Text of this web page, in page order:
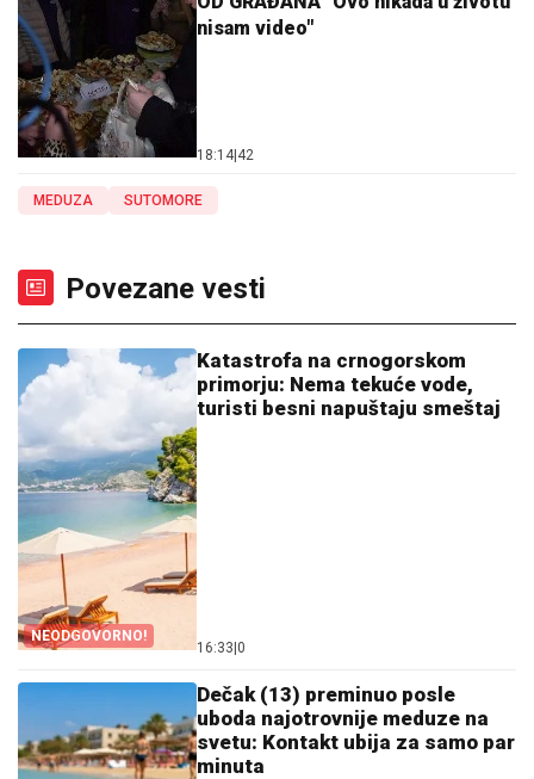
nisam video"
18:14|42
MEDUZA SUTOMORE
Povezane vesti
NEODGOVORNO!
Katastrofa na crnogorskom
primorju: Nema tekuće vode,
turisti besni napuštaju smeštaj
16:33|0
Dečak (13) preminuo posle
uboda najotrovnije meduze na
svetu: Kontakt ubija za samo par
minuta